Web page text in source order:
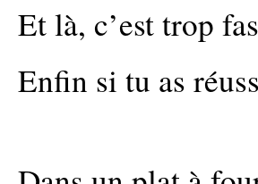
Et là, c’est trop
Enfin si tu as